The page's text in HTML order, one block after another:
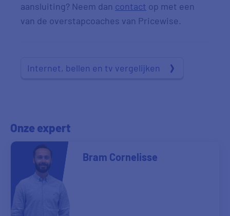
aansluiting? Neem dan contact op met een
van de overstapcoaches van Pricewise.
Internet, bellen en tv vergelijken
Onze expert
Bram Cornelisse